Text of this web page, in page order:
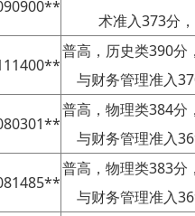
术准入373分，
普高，历史类390分
与财务管理准入
普高，物理类384分
与财务管理准入
普高，物理类383分
与财务管理准入